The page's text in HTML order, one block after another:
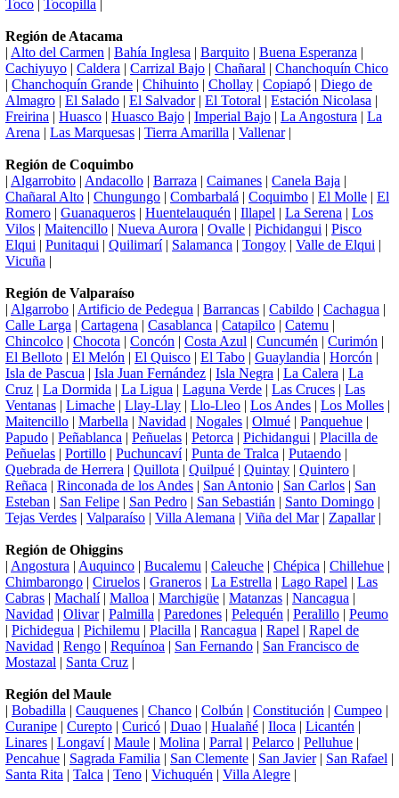
Toco | Tocopilla |
Región de Atacama
| Alto del Carmen | Bahía Inglesa | Barquito | Buena Esperanza |
Cachiyuyo | Caldera | Carrizal Bajo | Chañaral | Chanchoquín Chico
| Chanchoquín Grande | Chihuinto | Chollay | Copiapó | Diego de
Almagro | El Salado | El Salvador| El Totoral | Estación Nicolasa |
Freirina | Huasco | Huasco Bajo | Imperial Bajo | La Angostura | La
Arena | Las Marquesas | Tierra Amarilla | Vallenar|
Región de Coquimbo
| Algarrobito | Andacollo | Barraza | Caimanes | Canela Baja |
Chañaral Alto | Chungungo | Combarbalá | Coquimbo | El Molle | El
Romero | Guanaqueros | Huentelauquén | Illapel | La Serena | Los
Vilos | Maitencillo | Nueva Aurora | Ovalle | Pichidangui | Pisco
Elqui | Punitaqui | Quilimarí| Salamanca | Tongoy | Valle de Elqui |
Vicuña |
Región de Valparaíso
| Algarrobo | Artificio de Pedegua | Barrancas | Cabildo | Cachagua |
Calle Larga | Cartagena | Casablanca | Catapilco | Catemu |
Chincolco | Chocota | Concón | Costa Azul | Cuncumén | Curimón |
El Belloto | El Melón | El Quisco | El Tabo | Guaylandia | Horcón |
Isla de Pascua | Isla Juan Fernández | Isla Negra | La Calera | La
Cruz | La Dormida | La Ligua | Laguna Verde | Las Cruces | Las
Ventanas | Limache | Llay-Llay | Llo-Lleo | Los Andes | Los Molles |
Maitencillo | Marbella | Navidad | Nogales | Olmué | Panquehue |
Papudo | Peñablanca | Peñuelas | Petorca | Pichidangui | Placilla de
Peñuelas | Portillo | Puchuncaví| Punta de Tralca | Putaendo |
Quebrada de Herrera | Quillota | Quilpué | Quintay | Quintero |
Reñaca | Rinconada de los Andes | San Antonio | San Carlos | San
Esteban | San Felipe | San Pedro | San Sebastián | Santo Domingo |
Tejas Verdes | Valparaíso | Villa Alemana | Viña del Mar| Zapallar|
Región de Ohiggins
| Angostura | Auquinco | Bucalemu | Caleuche | Chépica | Chillehue |
Chimbarongo | Ciruelos | Graneros | La Estrella | Lago Rapel | Las
Cabras | Machalí| Malloa | Marchigüe | Matanzas | Nancagua |
Navidad | Olivar| Palmilla | Paredones | Pelequén | Peralillo | Peumo
| Pichidegua | Pichilemu | Placilla | Rancagua | Rapel | Rapel de
Navidad | Rengo | Requínoa | San Fernando | San Francisco de
Mostazal | Santa Cruz |
Región del Maule
| Bobadilla | Cauquenes | Chanco | Colbún | Constitución | Cumpeo |
Curanipe | Curepto | Curicó | Duao | Hualañé | Iloca | Licantén |
Linares | Longaví| Maule | Molina | Parral | Pelarco | Pelluhue |
Pencahue | Sagrada Familia | San Clemente | San Javier| San Rafael |
Santa Rita | Talca | Teno | Vichuquén | Villa Alegre |